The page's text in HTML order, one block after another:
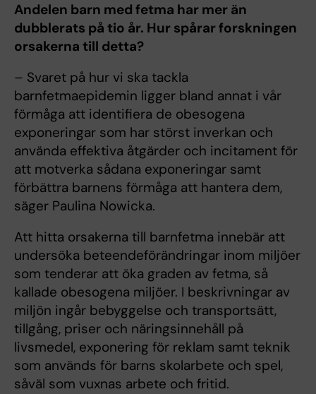
Andelen barn med fetma har mer än
dubblerats på tio år. Hur spårar forskningen
orsakerna till detta?
– Svaret på hur vi ska tackla
barnfetmaepidemin ligger bland annat i vår
förmåga att identifiera de obesogena
exponeringar som har störst inverkan och
använda effektiva åtgärder och incitament för
att motverka sådana exponeringar samt
förbättra barnens förmåga att hantera dem,
säger Paulina Nowicka.
Att hitta orsakerna till barnfetma innebär att
undersöka beteendeförändringar inom miljöer
som tenderar att öka graden av fetma, så
kallade obesogena miljöer. I beskrivningar av
miljön ingår bebyggelse och transportsätt,
tillgång, priser och näringsinnehåll på
livsmedel, exponering för reklam samt teknik
som används för barns skolarbete och spel,
såväl som vuxnas arbete och fritid.